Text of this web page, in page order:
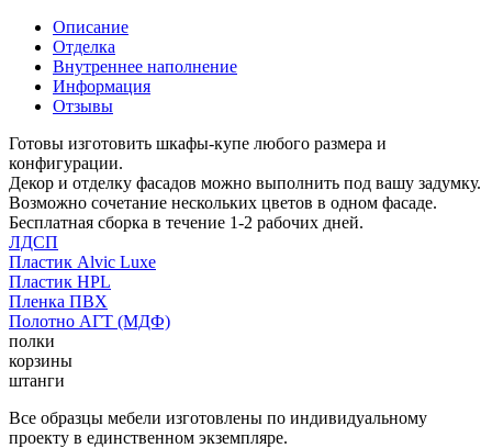
Описание
Отделка
Внутреннее наполнение
Информация
Отзывы
Готовы изготовить шкафы-купе любого размера и
конфигурации.
Декор и отделку фасадов можно выполнить под вашу задумку.
Возможно сочетание нескольких цветов в одном фасаде.
Бесплатная сборка в течение 1-2 рабочих дней.
ЛДСП
Пластик Alvic Luxe
Пластик HPL
Пленка ПВХ
Полотно АГТ (МДФ)
полки
корзины
штанги
Все образцы мебели изготовлены по индивидуальному
проекту в единственном экземпляре.